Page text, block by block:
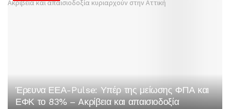
Έρευνα ΕΕΑ-Pulse: Υπέρ της μείωσης ΦΠΑ και
ΕΦΚ το 83% – Aκρίβεια και απαισιοδοξία